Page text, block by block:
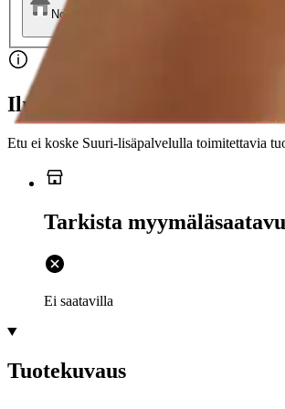
Nouto myymälästä
Ei saatavilla
Ilmainen toimitus yli 100 €:n
Etu ei koske Suuri‑lisäpalvelulla toimitettavia
Tarkista
Ei saatavilla
Tuotekuvaus